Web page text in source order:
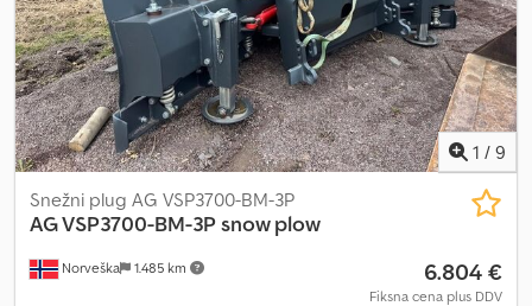
1 / 9
Norveška 1.485 km
Snežni plug AG VSP3700-BM-3P
AG VSP3700-BM-3P snow plow
6.804 €
Fiksna cena plus DDV